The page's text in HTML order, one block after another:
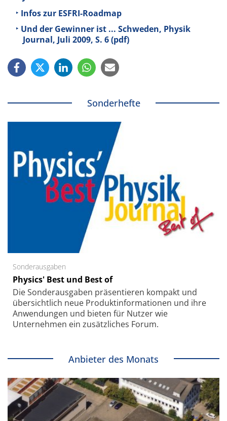
Infos zur ESFRI-Roadmap
Und der Gewinner ist ... Schweden, Physik
Journal, Juli 2009, S. 6 (pdf)
Sonderhefte
Sonderausgaben
Physics' Best und Best of
Die Sonder­ausgaben präsentieren kompakt und
übersichtlich neue Produkt­informationen und ihre
Anwendungen und bieten für Nutzer wie
Unternehmen ein zusätzliches Forum.
Anbieter des Monats